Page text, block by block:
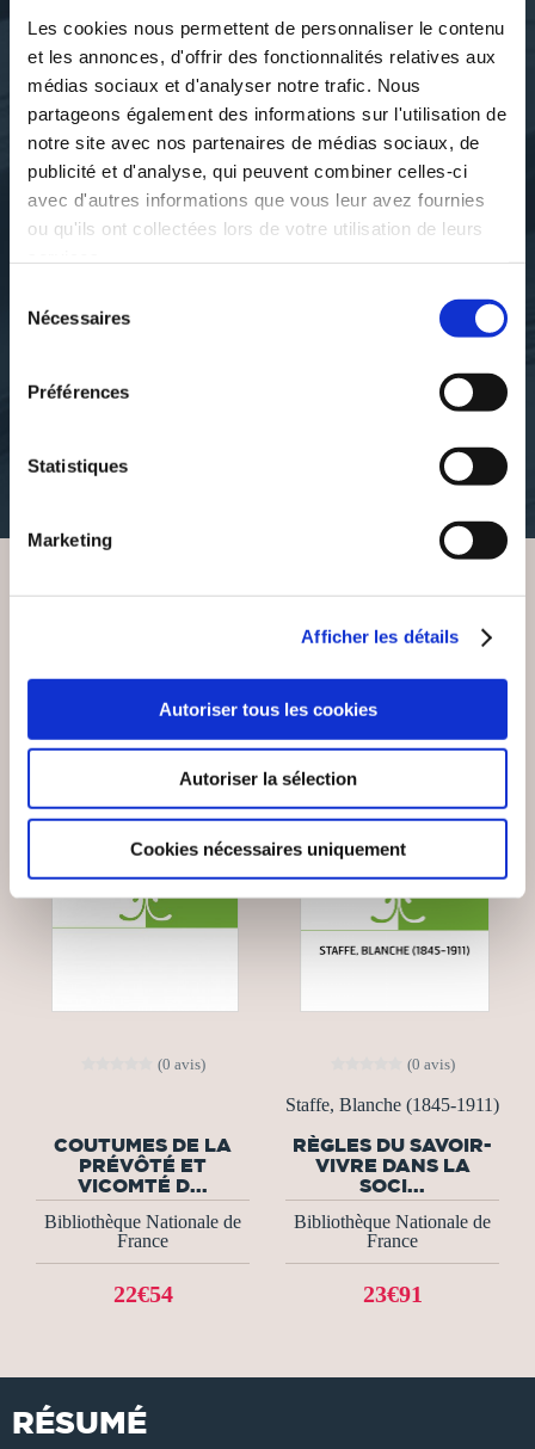
Les cookies nous permettent de personnaliser le contenu
et les annonces, d'offrir des fonctionnalités relatives aux
médias sociaux et d'analyser notre trafic. Nous
partageons également des informations sur l'utilisation de
notre site avec nos partenaires de médias sociaux, de
publicité et d'analyse, qui peuvent combiner celles-ci
avec d'autres informations que vous leur avez fournies
ou qu'ils ont collectées lors de votre utilisation de leurs
Nécessaires
Préférences
Statistiques
Marketing
Afficher les détails
Autoriser tous les cookies
Autoriser la sélection
Cookies nécessaires uniquement
L'EXIL DU PRINCE DES
33€63
Yann Martinez
L'HISOITRE DU
VOUS AIMEREZ AUSSI
(0 avis)
COUTUMES DE LA
PRÉVÔTÉ ET
VICOMTÉ D...
Bibliothèque Nationale de
France
22€54
(0 avis)
Staffe, Blanche (1845-1911)
RÈGLES DU SAVOIR-
VIVRE DANS LA
SOCI...
Bibliothèque Nationale de
France
23€91
RÉSUMÉ